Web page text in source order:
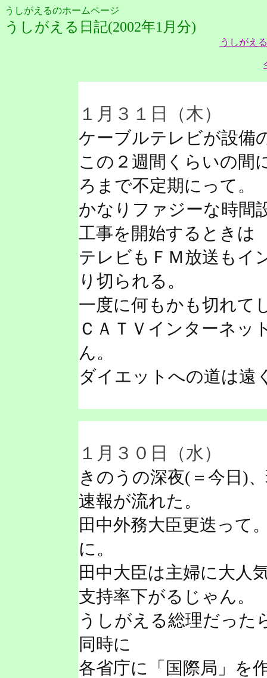
うしがえるのホームページ
うしがえる日記(2002年1月分)
うしがえ
１月３１日（木）
ケーブルテレビが設備
この２週間くらいの間
ろまで不定期にって。
かなりファジーな時間
工事を開始するとき
テレビもＦＭ放送も
り切られる。
一度に何もかも切れて
ＣＡＴＶインターネッ
ん。
ダイエットへの道は遠
１月３０日（水）
きのうの深夜(＝今日)
速報が流れた。
田中外務大臣更迭って
に。
田中大臣は主婦に大人
支持率下がるじゃん。
うしがえる総理だった
同時に
各省庁に「国際局」を